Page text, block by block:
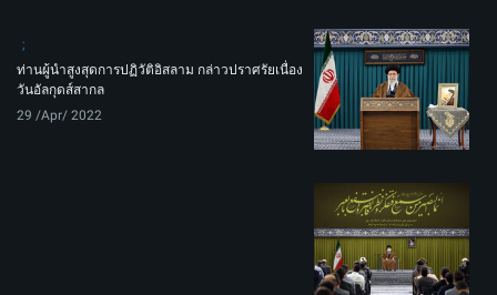
ท่านผู้นำสูงสุดการปฏิวัติอิสลาม กล่าวปราศรัยเนื่อง
วันอัลกุดส์สากล
29 /Apr/ 2022